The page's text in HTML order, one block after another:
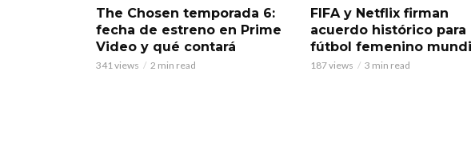
The Chosen temporada 6:
fecha de estreno en Prime
Video y qué contará
341 views 2 min read
FIFA y Netflix firman
acuerdo histórico para
fútbol femenino
187 views 3 min read